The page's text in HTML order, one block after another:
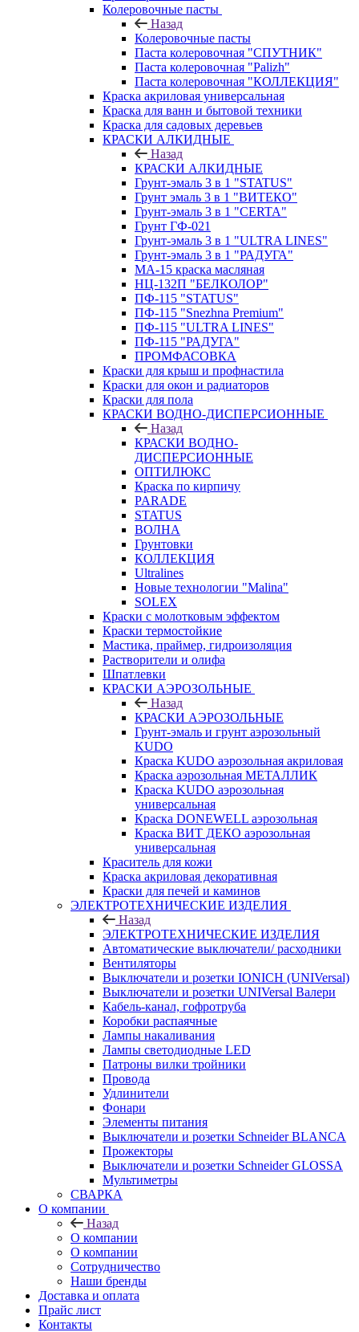
Колеровочные пасты
Назад
Колеровочные пасты
Паста колеровочная "СПУТНИК"
Паста колеровочная "Palizh"
Паста колеровочная "КОЛЛЕКЦИЯ"
Краска акриловая универсальная
Краска для ванн и бытовой техники
Краска для садовых деревьев
КРАСКИ АЛКИДНЫЕ
Назад
КРАСКИ АЛКИДНЫЕ
Грунт-эмаль 3 в 1 "STATUS"
Грунт эмаль 3 в 1 "ВИТЕКО"
Грунт-эмаль 3 в 1 "CERTA"
Грунт ГФ-021
Грунт-эмаль 3 в 1 "ULTRA LINES"
Грунт-эмаль 3 в 1 "РАДУГА"
МА-15 краска масляная
НЦ-132П "БЕЛКОЛОР"
ПФ-115 "STATUS"
ПФ-115 "Snezhna Premium"
ПФ-115 "ULTRA LINES"
ПФ-115 "РАДУГА"
ПРОМФАСОВКА
Краски для крыш и профнастила
Краски для окон и радиаторов
Краски для пола
КРАСКИ ВОДНО-ДИСПЕРСИОННЫЕ
Назад
КРАСКИ ВОДНО-
ДИСПЕРСИОННЫЕ
ОПТИЛЮКС
Краска по кирпичу
PARADE
STATUS
ВОЛНА
Грунтовки
КОЛЛЕКЦИЯ
Ultralines
Новые технологии "Malina"
SOLEX
Краски с молотковым эффектом
Краски термостойкие
Мастика, праймер, гидроизоляция
Растворители и олифа
Шпатлевки
КРАСКИ АЭРОЗОЛЬНЫЕ
Назад
КРАСКИ АЭРОЗОЛЬНЫЕ
Грунт-эмаль и грунт аэрозольный
KUDO
Краска KUDO аэрозольная акриловая
Краска аэрозольная МЕТАЛЛИК
Краска KUDO аэрозольная
универсальная
Краска DONEWELL аэрозольная
Краска ВИТ ДЕКО аэрозольная
универсальная
Краситель для кожи
Краска акриловая декоративная
Краски для печей и каминов
ЭЛЕКТРОТЕХНИЧЕСКИЕ ИЗДЕЛИЯ
Назад
ЭЛЕКТРОТЕХНИЧЕСКИЕ ИЗДЕЛИЯ
Автоматические выключатели/ расходники
Вентиляторы
Выключатели и розетки IONICH (UNIVersal)
Выключатели и розетки UNIVersal Валери
Кабель-канал, гофротруба
Коробки распаячные
Лампы накаливания
Лампы светодиодные LED
Патроны вилки тройники
Провода
Удлинители
Фонари
Элементы питания
Выключатели и розетки Schneider BLANCA
Прожекторы
Выключатели и розетки Schneider GLOSSA
Мультиметры
СВАРКА
О компании
Назад
О компании
О компании
Сотрудничество
Наши бренды
Доставка и оплата
Прайс лист
Контакты